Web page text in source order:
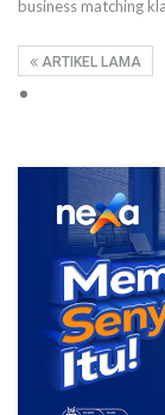
business matching
ARTIKEL LAMA